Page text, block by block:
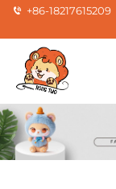
+86-18217615209